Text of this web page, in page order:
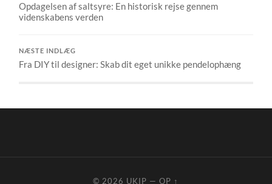
Opdagelsen af saltsyre: En historisk rejse gennem
videnskabens verden
NÆSTE INDLÆG
Fra DIY til designer: Skab dit eget unikke pendelophæng
© 2026 UKIP —OP ↑